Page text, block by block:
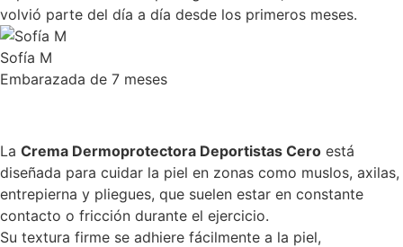
volvió parte del día a día desde los primeros meses.
Sofía M
Embarazada de 7 meses
La Crema Dermoprotectora Deportistas Cero está
diseñada para cuidar la piel en zonas como muslos, axilas,
entrepierna y pliegues, que suelen estar en constante
contacto o fricción durante el ejercicio.
Su textura firme se adhiere fácilmente a la piel,